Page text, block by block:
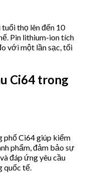
thọ lên đến 10
Pin lithium-ion tích
với một lần sạc, tối
Ci64 trong
phổ Ci64 giúp kiểm
phẩm, đảm bảo sự
đáp ứng yêu cầu
quốc tế.